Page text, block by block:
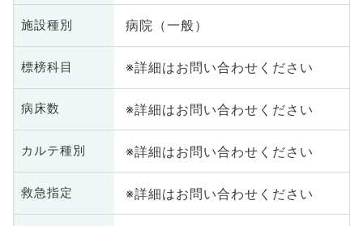
施設種別 病院（一般）
標榜科目 ※詳細はお問い合わせください
病床数 ※詳細はお問い合わせください
カルテ種別 ※詳細はお問い合わせください
救急指定 ※詳細はお問い合わせください